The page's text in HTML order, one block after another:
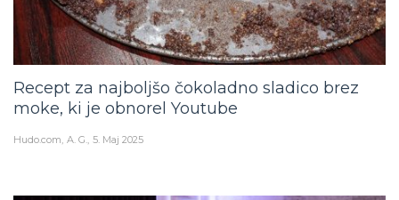
Recept za najboljšo čokoladno sladico brez
moke, ki je obnorel Youtube
Hudo.com A. G. 5. Maj 2025